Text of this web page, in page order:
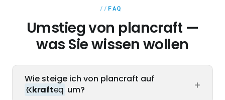
FAQ
Umstieg von plancraft —
was Sie wissen wollen
Wie steige ich von plancraft auf
krafteq um? +